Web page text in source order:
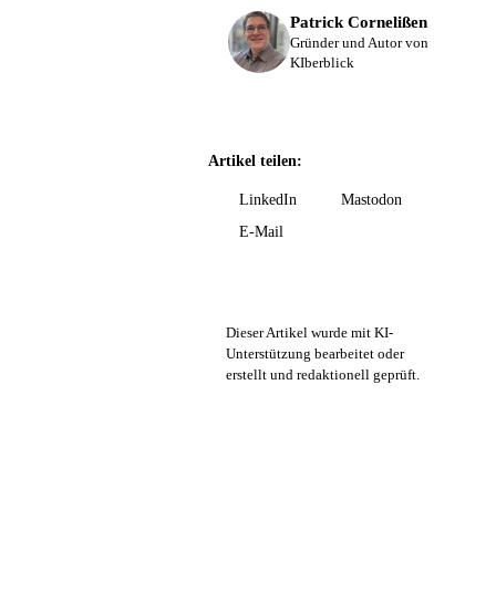
Patrick Cornelißen
Gründer und Autor von
KIberblick
Artikel teilen:
LinkedIn
Mastodon
E-Mail
Dieser Artikel wurde mit KI-
Unterstützung bearbeitet oder
erstellt und redaktionell geprüft.